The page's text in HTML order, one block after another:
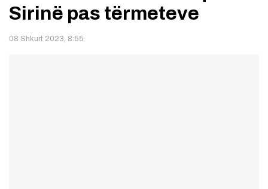
Sirinë pas tërmeteve
08 Shkurt 2023, 8:55